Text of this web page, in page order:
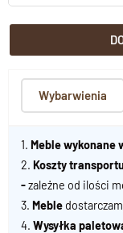
Wybarwienia
1. Meble wykonane
2. Koszty
-zależne od ilości
3. Meble
4. Wysyłka